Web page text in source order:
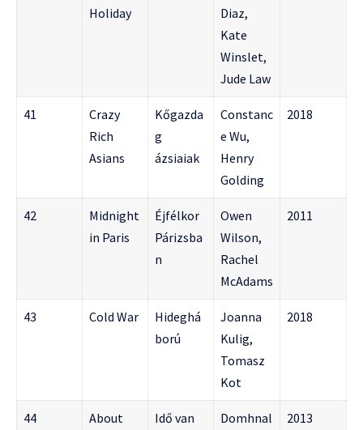
Holiday
Diaz,
Kate
Winslet,
Jude Law
41
Crazy
Rich
Asians
Kőgazda
g
ázsiaiak
Constanc
e Wu,
Henry
Golding
2018
42
Midnight
in Paris
Éjfélkor
Párizsba
n
Owen
Wilson,
Rachel
McAdams
2011
43 Cold War
Hideghá
ború
Joanna
Kulig,
Tomasz
Kot
2018
44 About Idő van Domhnal 2013